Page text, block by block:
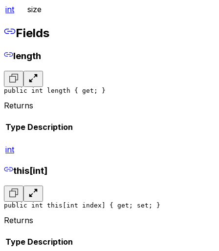
int size
Fields
length
public int length { get; }
Returns
Type Description
int
this[int]
public int this[int index] { get; set; }
Returns
Type Description